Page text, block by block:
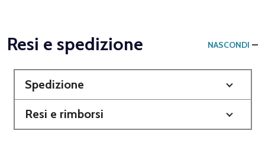
Resi e spedizione NASCONDI
Spedizione
Resi e rimborsi